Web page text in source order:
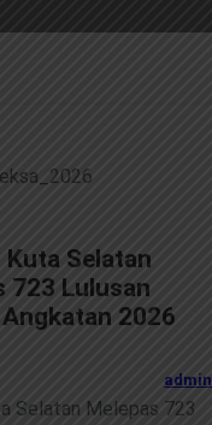
Kuta Selatan
723 Lulusan
2026
admin
Selatan Melepas 723